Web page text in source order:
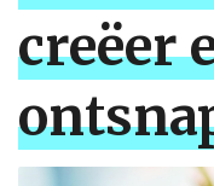
creëer